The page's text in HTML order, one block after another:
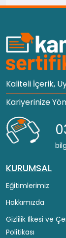
Kaliteli İçerik,
Kariyerinize
KURUMSAL
Eğitimlerimiz
Hakkımızda
Gizlilik İlkesi ve
Politikası